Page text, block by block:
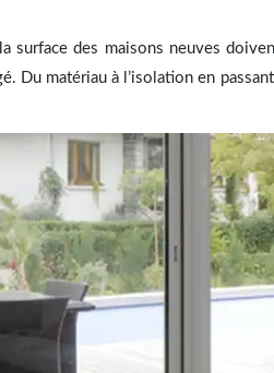
surface des maisons neuves
Du matériau à l’isolation en